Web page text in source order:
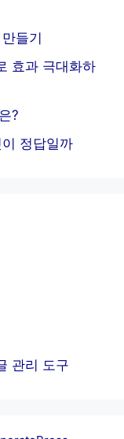
들기
효과 극대화하
?
정답일까
관리 도구